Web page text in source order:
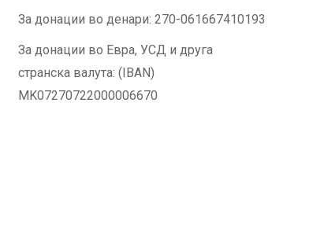
За донации во денари: 270-061667410193
За донации во Евра, УСД и друга
странска валута: (IBAN)
MK07270722000006670